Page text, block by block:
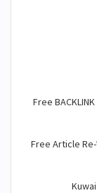
Free BACKLINK
Free Article